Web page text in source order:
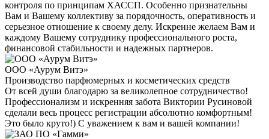
контроля по принципам ХАССП. Особенно признательны
Вам и Вашему коллективу за порядочность, оперативность и
серьезное отношение к своему делу. Искренне желаем Вам и
каждому Вашему сотруднику профессионального роста,
финансовой стабильности и надежных партнеров.
ООО «Аурум Витэ»
Производство парфюмерных и косметических средств
От всей души благодарю за великолепное сотрудничество!
Профессионализм и искренняя забота Виктории Русиновой
сделали весь процесс регистрации абсолютно комфортным!
Это было круто!) С уважением к вам и вашей компании!